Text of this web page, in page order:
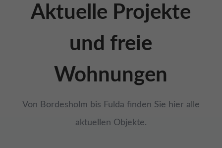
Aktuelle Projekte
und freie
Wohnungen
Von Bordesholm bis Fulda finden Sie hier alle
aktuellen Objekte.